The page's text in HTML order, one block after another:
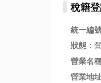
見的潛水裝
稅籍
統一編
狀態：
營業名
營業地